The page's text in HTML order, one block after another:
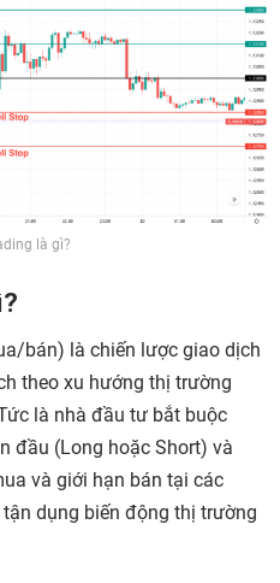
là gì?
bán) là chiến lược giao dịch
theo xu hướng thị trường
là nhà đầu tư bắt buộc
đầu (Long hoặc Short) và
và giới hạn bán tại các
dụng biến động thị trường